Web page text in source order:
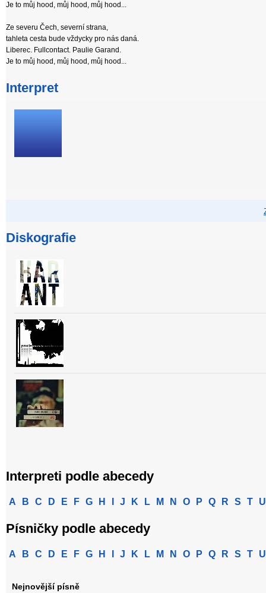
Je to můj hood, můj hood, můj hood...
Ze severu Čech, severní strana,
tahleta cesta bude vždycky pro nás daná.
Liberec. Fullcontact. Paulie Garand.
Je to můj hood, můj hood, můj hood...
Interpret
Diskografie
Interpreti podle abecedy
A B C D E F G H J K L M N O P Q R S T U
Písničky podle abecedy
A B C D E F G H J K L M N O P Q R S T U
Nejnovější písně